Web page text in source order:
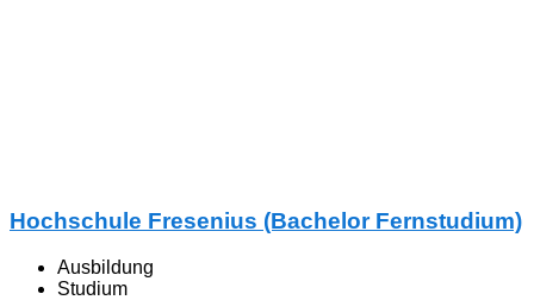
Hochschule Fresenius (Bachelor Fernstudium)
Ausbildung
Studium